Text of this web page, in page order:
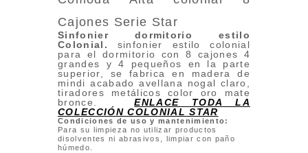
Cajones Serie Star
Sinfonier dormitorio estilo
Colonial.
sinfonier estilo colonial
para el dormitorio con 8 cajones 4
grandes y 4 pequeños en la parte
superior, se fabrica en madera de
mindi acabado avellana nogal claro,
tiradores metálicos color oro mate
bronce.
ENLACE TODA LA
COLECCIÓN COLONIAL STAR
Condiciones de uso y mantenimiento:
Para su limpieza no utilizar productos
disolventes ni abrasivos, limpiar con paño
húmedo.